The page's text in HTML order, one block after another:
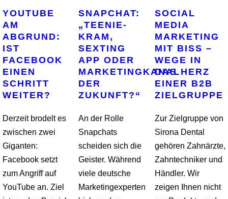
YOUTUBE
AM
ABGRUND:
IST
FACEBOOK
EINEN
SCHRITT
WEITER?
Derzeit brodelt es
zwischen zwei
Giganten:
Facebook setzt
zum Angriff auf
YouTube an. Ziel
SNAPCHAT:
„TEENIE-
KRAM,
SEXTING
APP ODER
MARKETINGKANAL
DER
ZUKUNFT?“
An der Rolle
Snapchats
scheiden sich die
Geister. Während
viele deutsche
Marketingexperten
SOCIAL
MEDIA
MARKETING
MIT BISS –
WEGE IN
DAS HERZ
EINER B2B
ZIELGRUPPE
Zur Zielgruppe von
Sirona Dental
gehören Zahnärzte,
Zahntechniker und
Händler. Wir
zeigen Ihnen nicht